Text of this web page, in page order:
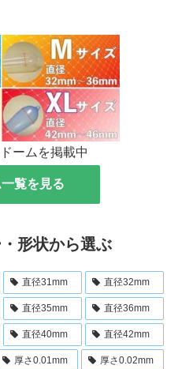
ームを掲載中
覧を見る
形状から選ぶ
直径31mm 直径32mm
直径35mm 直径36mm
直径40mm 直径42mm
厚さ0.01mm 厚さ0.02mm